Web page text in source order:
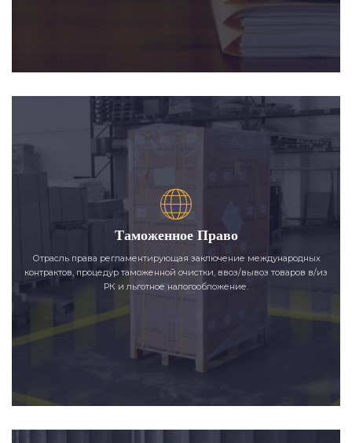
Таможенное Право
Отрасль права регламентирующая заключение международных
контрактов, процедур таможенной очистки, ввоз/вывоз товаров в/из
РК и льготное налогообложение.